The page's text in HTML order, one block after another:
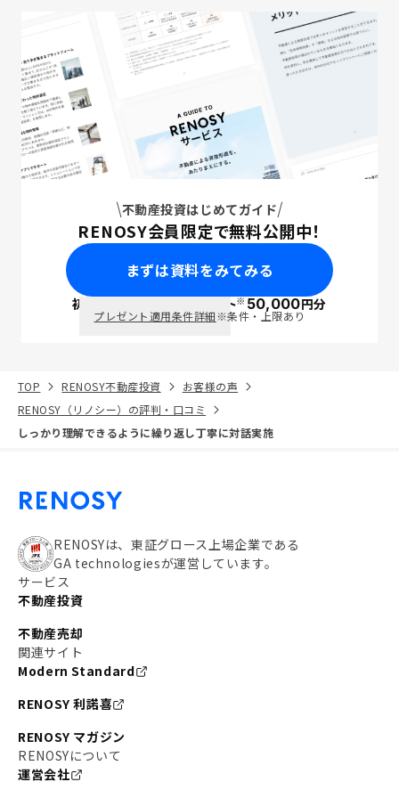
不動産投資はじめてガイド
RENOSY会員限定で無料公開中！
まずは資料をみてみる
初回面談で ポイント※50,000円分
プレゼント適用条件詳細※条件・上限あり
TOP RENOSY不動産投資
お客様の声
RENOSY（リノシー）の評判・口コミ
しっかり理解できるように繰り返し丁寧に対話実施
RENOSYは、東証グロース上場企業である
GA technologiesが運営しています。
サービス
不動産投資
不動産売却
関連サイト
Modern Standard
RENOSY 利諾喜
RENOSY マガジン
RENOSYについて
運営会社